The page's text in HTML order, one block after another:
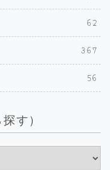
62
367
56
す）